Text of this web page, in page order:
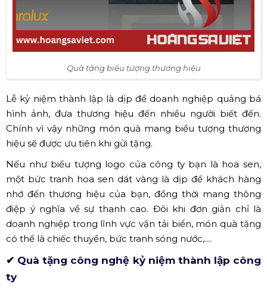
Quà tặng biểu tượng thương hiệu
Lễ kỷ niệm thành lập là dịp để doanh nghiệp quảng bá
hình ảnh, đưa thương hiệu đến nhiều người biết đến.
Chính vì vậy những món quà mang biểu tượng thương
hiệu sẽ được ưu tiên khi gửi tặng.
Nếu như biểu tượng logo của công ty bạn là hoa sen,
một bức tranh hoa sen dát vàng là dịp để khách hàng
nhớ đến thương hiệu của bạn, đồng thời mang thông
điệp ý nghĩa về sự thanh cao. Đôi khi đơn giản chỉ là
doanh nghiệp trong lĩnh vực vận tải biển, món quà tặng
có thể là chiếc thuyền, bức tranh sóng nước,....
✔ Quà tặng công nghệ kỷ niệm thành lập công
ty